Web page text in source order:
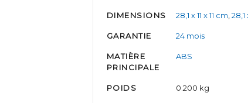
DIMENSIONS 28,1 x 11 x 11 cm 28,1
GARANTIE 24 mois
MATIÈRE
PRINCIPALE
ABS
POIDS 0.200 kg